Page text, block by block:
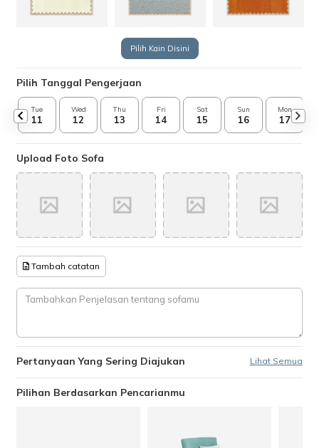
Pilih Kain Disini
Pilih Tanggal Pengerjaan
Tue
11
Wed
12
Thu
13
Fri
14
Sat
15
Sun
16
Mon
17
Upload Foto Sofa
Tambah catatan
Pertanyaan Yang Sering Diajukan Lihat Semua
Pilihan Berdasarkan Pencarianmu